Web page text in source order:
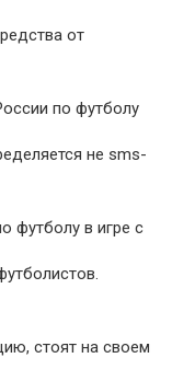
от
по футболу
не sms-
футболу в игре с
стоят на своем